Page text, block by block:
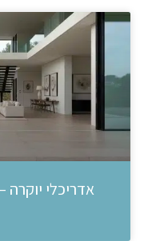
אדריכלי יוקרה